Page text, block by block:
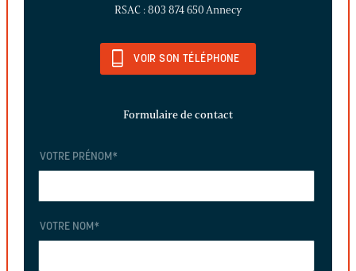
RSAC : 803 874 650 Annecy
VOIR SON TÉLÉPHONE
Formulaire de contact
VOTRE PRÉNOM *
VOTRE NOM *